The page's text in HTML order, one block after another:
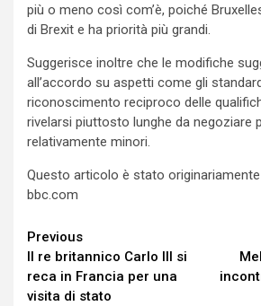
più o meno così com’è, poiché
di Brexit e ha priorità più grandi.
Suggerisce inoltre che le modifiche
all’accordo su aspetti come gli
riconoscimento reciproco delle
rivelarsi piuttosto lunghe da negoziare
relativamente minori.
Questo articolo è stato
bbc.com
Continue
Reading
Previous
Il re britannico Carlo III si
reca in Francia per una
visita di stato